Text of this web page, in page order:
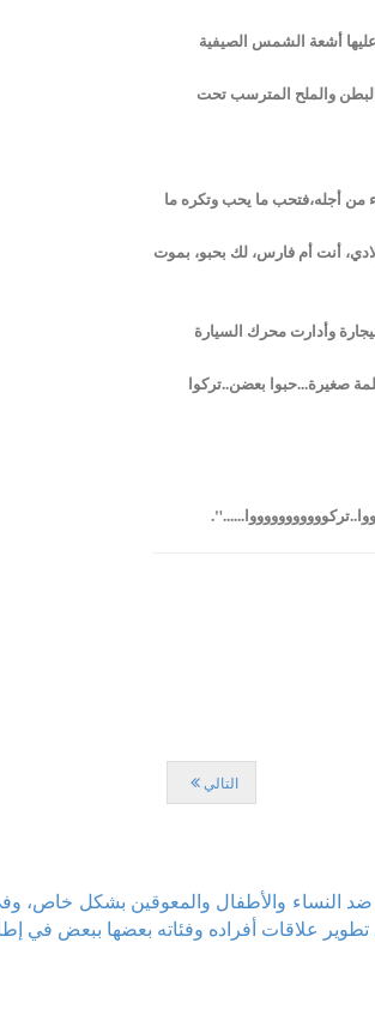
أشعة الشمس الصيفية
والملح المترسب تحت
من أجله،فتحب ما يحب وتكره ما
أنت أم فارس، لك بحبو، بموت
وأدارت محرك السيارة
صغيرة...حبوا بعضن..تركوا
التالي
ضد النساء والأطفال والمعوقين بشكل خاص،
علاقات أفراده وفئاته بعضها ببعض في